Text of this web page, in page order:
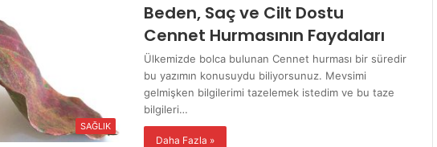
SAĞLIK
Beden, Saç ve Cilt Dostu
Cennet Hurmasının Faydaları
Ülkemizde bolca bulunan Cennet hurması bir süredir
bu yazımın konusuydu biliyorsunuz. Mevsimi
gelmişken bilgilerimi tazelemek istedim ve bu taze
bilgileri…
Daha Fazla »